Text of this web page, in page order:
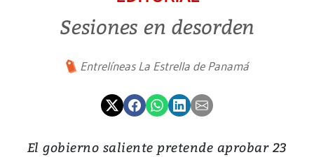
Sesiones en desorden
Entrelíneas La Estrella de Panamá
El gobierno saliente pretende aprobar 23